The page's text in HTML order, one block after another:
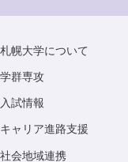
札幌大学について
学群専攻
入試情報
キャリア進路支援
社会地域連携